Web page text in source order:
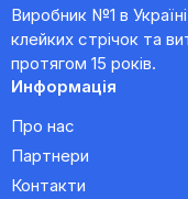
Виробник №1 в Україні
клейких стрічок та
протягом 15 років.
Информація
Про нас
Партнери
Контакти